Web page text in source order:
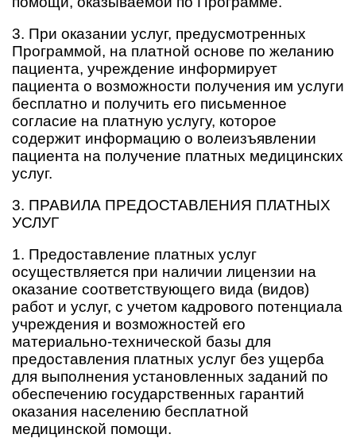
3. При оказании услуг, предусмотренных
Программой, на платной основе по желанию
пациента, учреждение информирует
пациента о возможности получения им услуги
бесплатно и получить его письменное
согласие на платную услугу, которое
содержит информацию о волеизъявлении
пациента на получение платных медицинских
услуг.
3. ПРАВИЛА ПРЕДОСТАВЛЕНИЯ ПЛАТНЫХ
УСЛУГ
1. Предоставление платных услуг
осуществляется при наличии лицензии на
оказание соответствующего вида (видов)
работ и услуг, с учетом кадрового потенциала
учреждения и возможностей его
материально-технической базы для
предоставления платных услуг без ущерба
для выполнения установленных заданий по
обеспечению государственных гарантий
оказания населению бесплатной
медицинской помощи.